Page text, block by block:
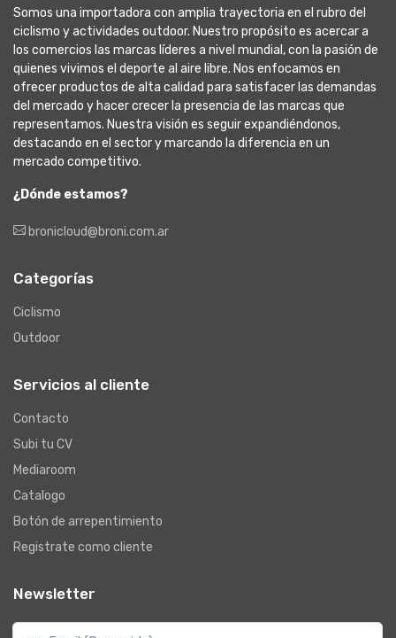
Somos una importadora con amplia trayectoria en el rubro del
ciclismo y actividades outdoor. Nuestro propósito es acercar a
los comercios las marcas líderes a nivel mundial, con la pasión de
quienes vivimos el deporte al aire libre. Nos enfocamos en
ofrecer productos de alta calidad para satisfacer las demandas
del mercado y hacer crecer la presencia de las marcas que
representamos. Nuestra visión es seguir expandiéndonos,
destacando en el sector y marcando la diferencia en un
mercado competitivo.
¿Dónde estamos?
bronicloud@broni.com.ar
Categorías
Ciclismo
Outdoor
Servicios al cliente
Contacto
Subi tu CV
Mediaroom
Catalogo
Botón de arrepentimiento
Registrate como cliente
Newsletter